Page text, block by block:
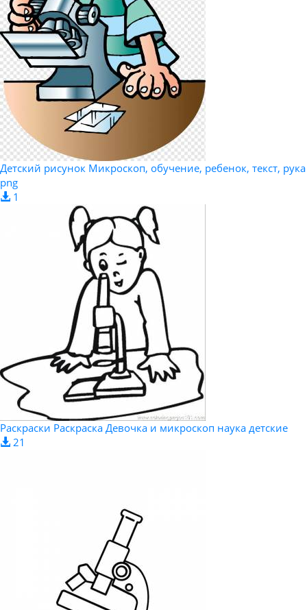
Детский рисунок Микроскоп, обучение, ребенок, текст, рука
png
1
Раскраски Раскраска Девочка и микроскоп наука детские
21